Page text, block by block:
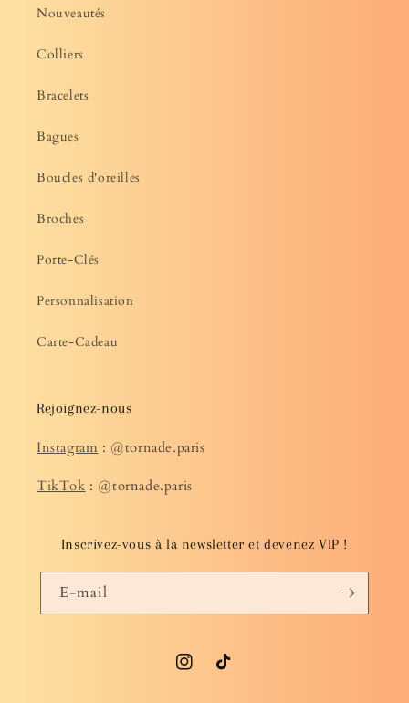
Nouveautés
Colliers
Bracelets
Bagues
Boucles d'oreilles
Broches
Porte-Clés
Personnalisation
Carte-Cadeau
Rejoignez-nous
Instagram : @tornade.paris
TikTok : @tornade.paris
Inscrivez-vous à la newsletter et devenez VIP !
E-mail
InstagramTikTok